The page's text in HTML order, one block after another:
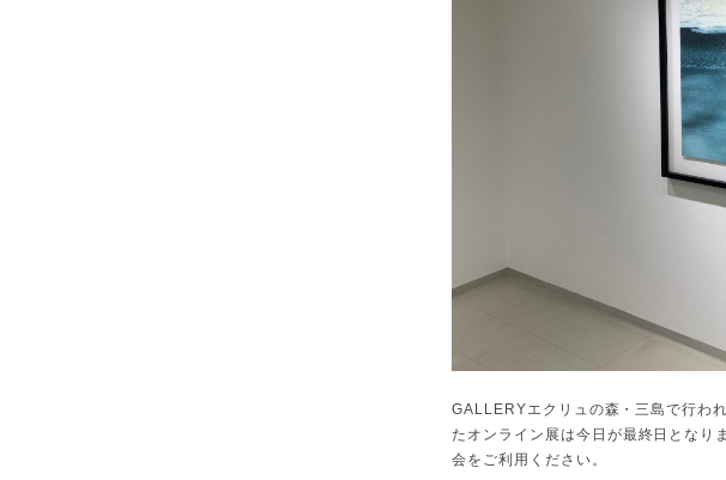
GALLERYエクリュの森・三島で行わ
たオンライン展は今日が最終日となり
会をご利用ください。